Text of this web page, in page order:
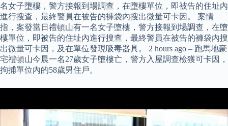
名女子墮樓，警方接報到場調查，在墮樓單位，即被告的住址內
進行搜查，最終警員在被告的褲袋內搜出微量可卡因。 案情
指，案發當日禮頓山有一名女子墮樓，警方接報到場調查，在墮
樓單位，即被告的住址內進行搜查，最終警員在被告的褲袋內搜
出微量可卡因，及在單位發現吸毒器具。 2 hours ago – 跑馬地豪
宅禮頓山今晨一名27歲女子墮樓亡，警方入屋調查檢獲可卡因，
拘捕單位內的58歲男住戶。